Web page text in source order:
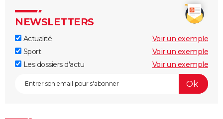
NEWSLETTERS
Actualité
Voir un exemple
Sport
Voir un exemple
Les dossiers d'actu
Voir un exemple